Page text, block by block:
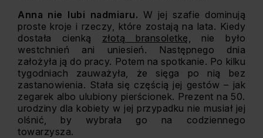
Anna nie lubi nadmiaru. W jej szafie dominują
proste kroje i rzeczy, które zostają na lata. Kiedy
dostała cienką złotą bransoletkę, nie było
westchnień ani uniesień. Następnego dnia
założyła ją do pracy. Potem na spotkanie. Po kilku
tygodniach zauważyła, że sięga po nią bez
zastanowienia. Stała się częścią jej gestów – jak
zegarek albo ulubiony pierścionek. Prezent na 50.
urodziny dla kobiety w jej przypadku nie musiał jej
olśnić, by wybrała go na codziennego
towarzysza.